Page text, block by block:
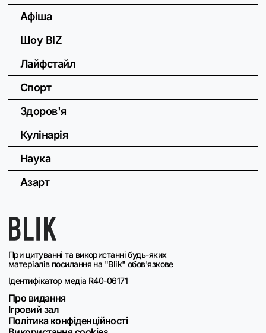
При цитуванні та використанні будь-яких
матеріалів посилання на "Blik" обов'язкове
Ідентифікатор медіа R40-06171
Про видання
Ігровий зал
Політика конфіденційності
Афіша
Шоу BIZ
Лайфстайл
Спорт
Здоров'я
Кулінарія
Наука
Азарт